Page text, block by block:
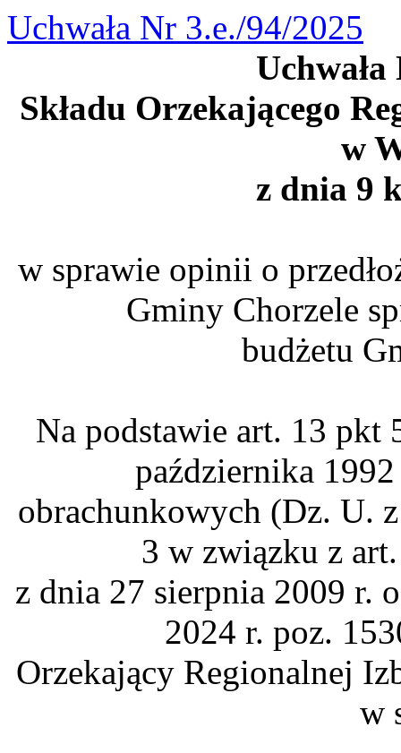
Uchwała Nr 3.e./94/2025
Składu Orzekającego
w
z dnia 9
w sprawie opinii o
Gminy Chorzele
budżetu
Na podstawie art. 13 pkt
października
obrachunkowych (Dz. U.
3 w związku z
z dnia 27 sierpnia 2009 r.
2024 r. poz.
Orzekający Regionalnej
w